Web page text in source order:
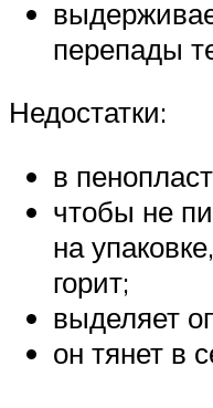
перепады
Недостатки:
в
чтобы не
на
горит;
выделяет
он тянет в